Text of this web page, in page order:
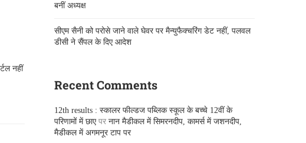
नहीं
बनीं अध्यक्ष
सीएम सैनी को परोसे जाने वाले घेवर पर मैन्युफैक्चरिंग डेट नहीं, पलवल
डीसी ने सैंपल के दिए आदेश
Recent Comments
12th results : स्कालर फील्डज पब्लिक स्कूल के बच्चे 12वीं के
परिणामों में छाएपर नान मैडीकल में सिमरनदीप, कामर्स में जशनदीप,
मैडीकल में अगमनूर टाप पर